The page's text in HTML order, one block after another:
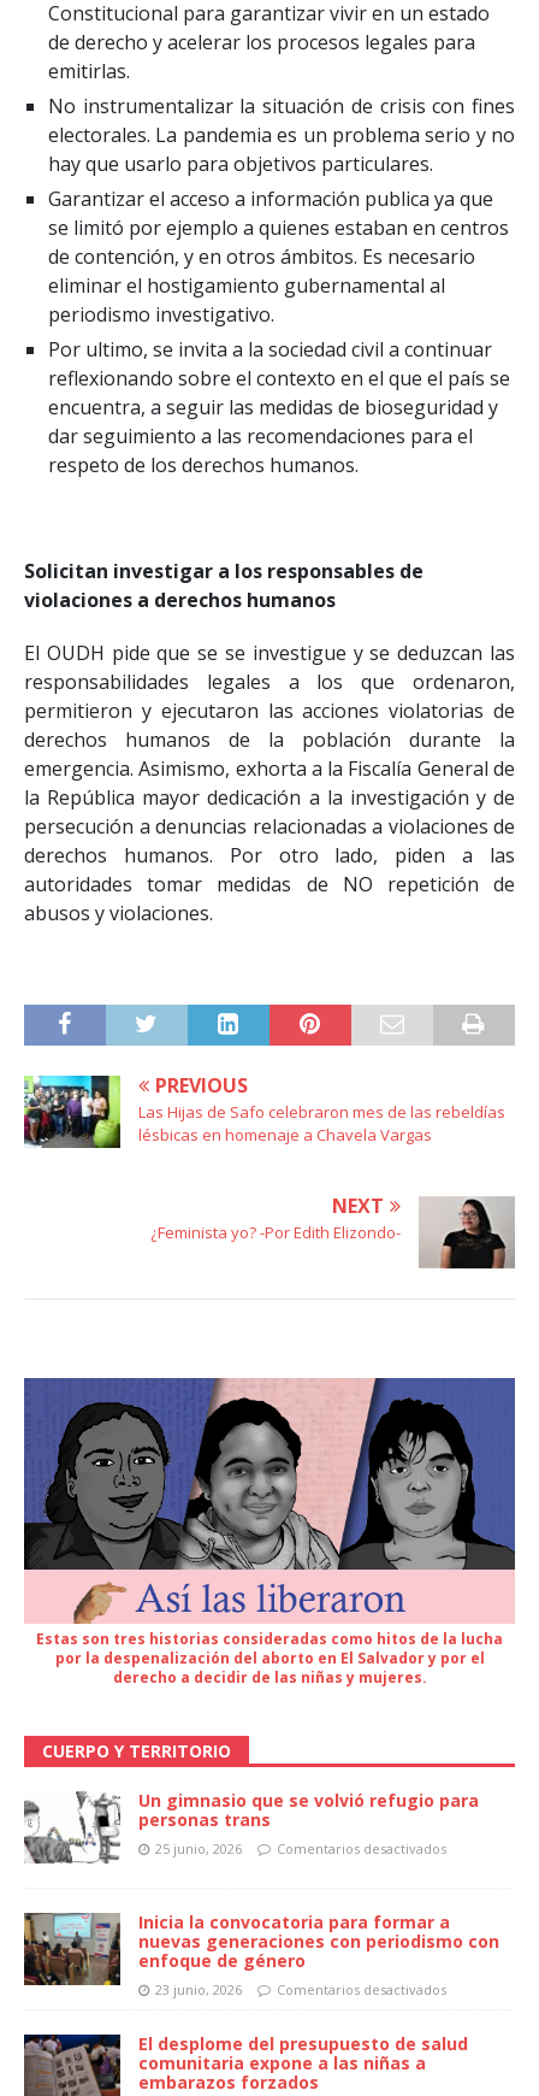
Constitucional para garantizar vivir en un estado
de derecho y acelerar los procesos legales para
emitirlas.
No instrumentalizar la situación de crisis con fines
electorales. La pandemia es un problema serio y no
hay que usarlo para objetivos particulares.
Garantizar el acceso a información publica ya que
se limitó por ejemplo a quienes estaban en centros
de contención, y en otros ámbitos. Es necesario
eliminar el hostigamiento gubernamental al
periodismo investigativo.
Por ultimo, se invita a la sociedad civil a continuar
reflexionando sobre el contexto en el que el país se
encuentra, a seguir las medidas de bioseguridad y
dar seguimiento a las recomendaciones para el
respeto de los derechos humanos.
Solicitan investigar a los responsables de
violaciones a derechos humanos
El OUDH pide que se se investigue y se deduzcan las
responsabilidades legales a los que ordenaron,
permitieron y ejecutaron las acciones violatorias de
derechos humanos de la población durante la
emergencia. Asimismo, exhorta a la Fiscalía General de
la República mayor dedicación a la investigación y de
persecución a denuncias relacionadas a violaciones de
derechos humanos. Por otro lado, piden a las
autoridades tomar medidas de NO repetición de
abusos y violaciones.
PREVIOUS
Las Hijas de Safo celebraron mes de las rebeldías
lésbicas en homenaje a Chavela Vargas
NEXT
¿Feminista yo? -Por Edith Elizondo-
Estas son tres historias consideradas como hitos de la lucha
por la despenalización del aborto en El Salvador y por el
derecho a decidir de las niñas y mujeres.
CUERPO Y TERRITORIO
Un gimnasio que se volvió refugio para
personas trans
25 junio, 2026 Comentarios desactivados
Inicia la convocatoria para formar a
nuevas generaciones con periodismo con
enfoque de género
23 junio, 2026 Comentarios desactivados
El desplome del presupuesto de salud
comunitaria expone a las niñas a
embarazos forzados